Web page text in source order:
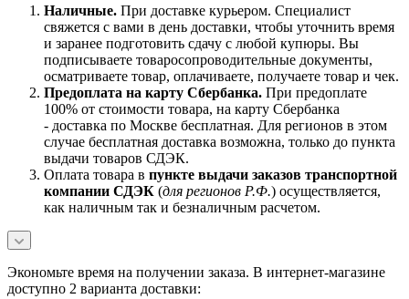
Наличные. При доставке курьером. Специалист
свяжется с вами в день доставки, чтобы уточнить время
и заранее подготовить сдачу с любой купюры. Вы
подписываете товаросопроводительные документы,
осматриваете товар, оплачиваете, получаете товар и чек.
Предоплата на карту Сбербанка. При предоплате
100% от стоимости товара, на карту Сбербанка
- доставка по Москве бесплатная. Для регионов в этом
случае бесплатная доставка возможна, только до пункта
выдачи товаров СДЭК.
Оплата товара в пункте выдачи заказов транспортной
компании СДЭК (для регионов Р.Ф.) осуществляется,
как наличным так и безналичным расчетом.
Экономьте время на получении заказа. В интернет-магазине
доступно 2 варианта доставки: